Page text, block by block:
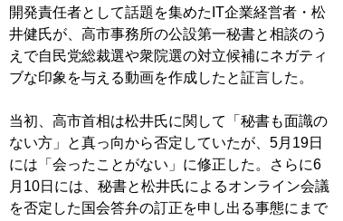
開発責任者として話題を集めたIT企業経営者・松
井健氏が、高市事務所の公設第一秘書と相談のう
えで自民党総裁選や衆院選の対立候補にネガティ
ブな印象を与える動画を作成したと証言した。
当初、高市首相は松井氏に関して「秘書も面識の
ない方」と真っ向から否定していたが、5月19日
には「会ったことがない」に修正した。さらに6
月10日には、秘書と松井氏によるオンライン会議
を否定した国会答弁の訂正を申し出る事態にまで